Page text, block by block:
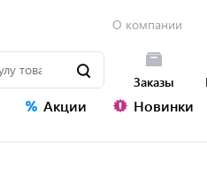
О компании
Заказы
Акции Новинки